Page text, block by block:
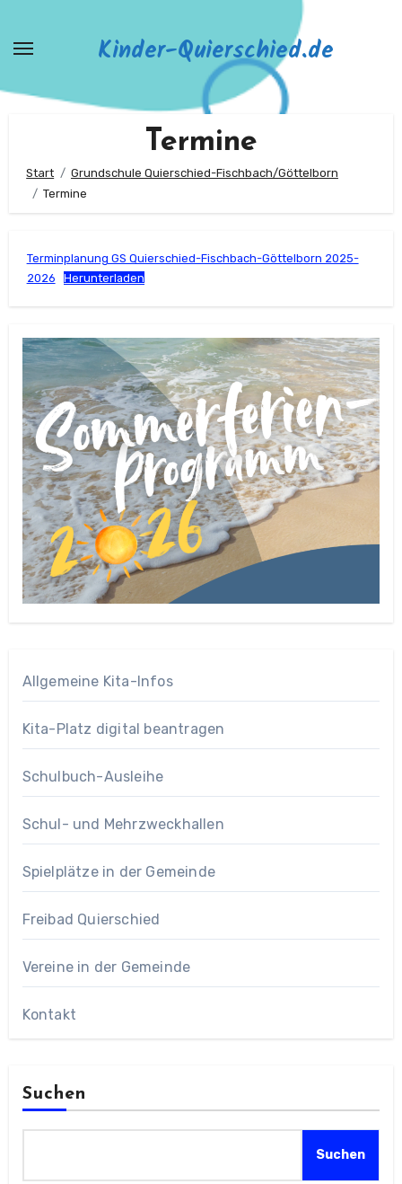
Kinder-Quierschied.de
Termine
Start
Grundschule Quierschied-Fischbach/Göttelborn
Termine
Terminplanung GS Quierschied-Fischbach-Göttelborn 2025-
2026
Herunterladen
Allgemeine Kita-Infos
Kita-Platz digital beantragen
Schulbuch-Ausleihe
Schul- und Mehrzweckhallen
Spielplätze in der Gemeinde
Freibad Quierschied
Vereine in der Gemeinde
Kontakt
Suchen
Suchen